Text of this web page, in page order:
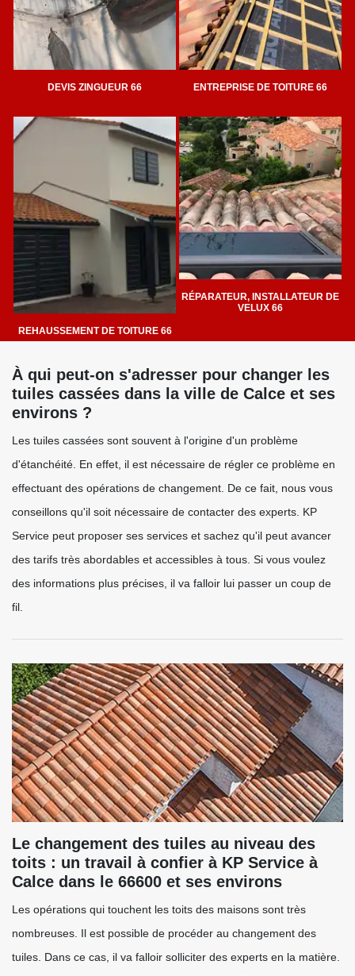
DEVIS ZINGUEUR 66 ENTREPRISE DE TOITURE 66
REHAUSSEMENT DE TOITURE 66
RÉPARATEUR, INSTALLATEUR DE
VELUX 66
À qui peut-on s'adresser pour changer les
tuiles cassées dans la ville de Calce et ses
environs ?
Les tuiles cassées sont souvent à l'origine d'un problème
d'étanchéité. En effet, il est nécessaire de régler ce problème en
effectuant des opérations de changement. De ce fait, nous vous
conseillons qu'il soit nécessaire de contacter des experts. KP
Service peut proposer ses services et sachez qu'il peut avancer
des tarifs très abordables et accessibles à tous. Si vous voulez
des informations plus précises, il va falloir lui passer un coup de
fil.
Le changement des tuiles au niveau des
toits : un travail à confier à KP Service à
Calce dans le 66600 et ses environs
Les opérations qui touchent les toits des maisons sont très
nombreuses. Il est possible de procéder au changement des
tuiles. Dans ce cas, il va falloir solliciter des experts en la matière.